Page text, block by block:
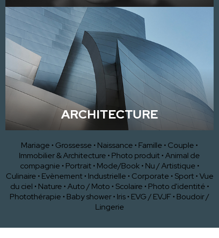
ARCHITECTURE
Mariage • Grossesse • Naissance • Famille • Couple •
Immobilier & Architecture • Photo produit•Animal de
compagnie • Portrait • Mode/Book • Nu / Artistique •
Culinaire • Evènement • Industrielle • Corporate • Sport •Vue
du ciel • Nature •Auto / Moto • Scolaire • Photo d'identité •
Photothérapie • Baby shower• Iris• EVG / EVJF• Boudoir /
Lingerie